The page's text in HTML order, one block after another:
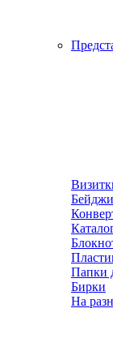
Бейджи
Папки
Бирки
На